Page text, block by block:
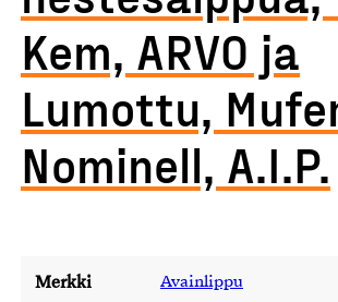
Kem, ARVO ja
Lumottu,
Nominell, A.I.P.
Merkki Avainlippu